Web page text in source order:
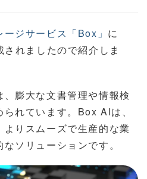
ジサービス「Box」 に
されましたので紹介しま
膨大な文書管理や情報検
れています。Box AIは、
りスムーズで生産的な業
ソリューションです。